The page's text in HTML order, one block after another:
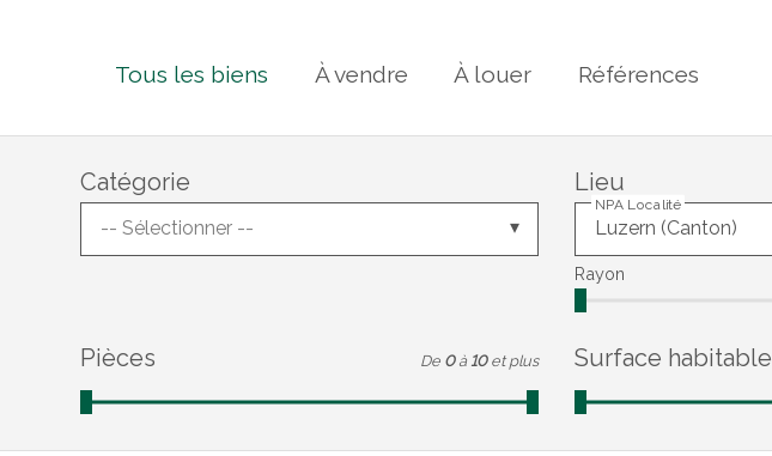
Tous les biens À vendre À louer Références
Catégorie
-- Sélectionner --
Lieu
NPA Localité
Rayon
Pièces De 0 à 10 et plus Surface habitable